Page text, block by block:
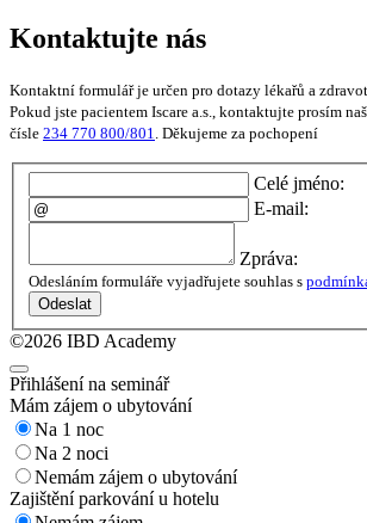
Kontaktujte nás
Kontaktní formulář je určen pro dotazy lékařů a
Pokud jste pacientem Iscare a.s., kontaktujte prosím
čísle 234 770 800/801. Děkujeme za pochopení
Celé jméno:
E-mail:
Zpráva:
Odesláním formuláře vyjadřujete souhlas s
Odeslat
©2026 IBD Academy
Přihlášení na seminář
Mám zájem o ubytování
Na 1 noc
Na 2 noci
Nemám zájem o ubytování
Zajištění parkování u hotelu